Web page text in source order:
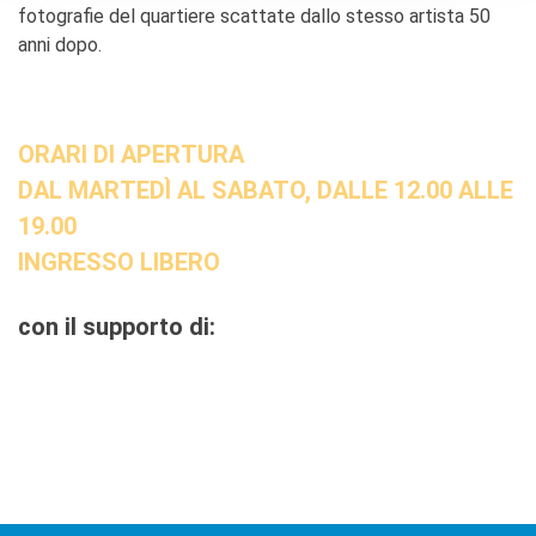
fotografie del quartiere scattate dallo stesso artista 50
anni dopo.
ORARI DI APERTURA
DAL MARTEDÌ AL SABATO, DALLE 12.00 ALLE
19.00
INGRESSO LIBERO
con il supporto di: